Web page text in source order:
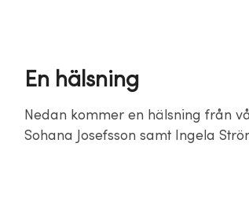
En hälsning
Nedan kommer en hälsning från
Sohana Josefsson samt Ingela